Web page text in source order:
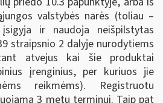
valstybės narės (toliau –
ir naudoja neišpilstytas
straipsnio 2 dalyje nurodytiems
atvejus kai šie produktai
įrenginius, per kuriuos jie
reikmėms). Registruotu
3 metų terminui. Taip pat